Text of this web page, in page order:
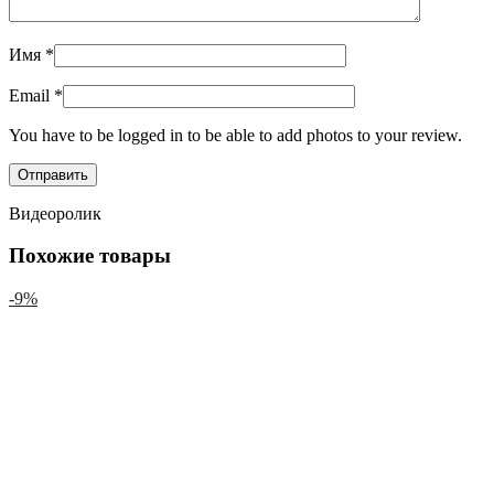
Имя *
Email *
You have to be logged in to be able to add photos to your review.
Видеоролик
Похожие товары
-9%